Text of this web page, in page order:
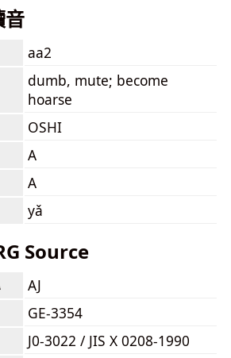
aa2
dumb, mute; become
hoarse
OSHI
A
A
yǎ
Source
AJ
GE-3354
J0-3022 / JIS X 0208-1990